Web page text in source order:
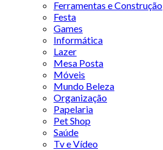
Ferramentas e Construção
Festa
Games
Informática
Lazer
Mesa Posta
Móveis
Mundo Beleza
Organização
Papelaria
Pet Shop
Saúde
Tv e Vídeo